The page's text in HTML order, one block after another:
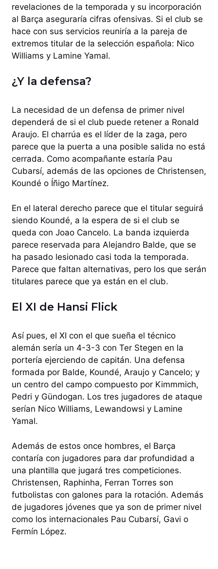
revelaciones de la temporada y su incorporación
al Barça aseguraría cifras ofensivas. Si el club se
hace con sus servicios reuniría a la pareja de
extremos titular de la selección española: Nico
Williams y Lamine Yamal.
¿Y la defensa?
La necesidad de un defensa de primer nivel
dependerá de si el club puede retener a Ronald
Araujo. El charrúa es el líder de la zaga, pero
parece que la puerta a una posible salida no está
cerrada. Como acompañante estaría Pau
Cubarsí, además de las opciones de Christensen,
Koundé o Íñigo Martínez.
En el lateral derecho parece que el titular seguirá
siendo Koundé, a la espera de si el club se
queda con Joao Cancelo. La banda izquierda
parece reservada para Alejandro Balde, que se
ha pasado lesionado casi toda la temporada.
Parece que faltan alternativas, pero los que serán
titulares parece que ya están en el club.
El XI de Hansi Flick
Así pues, el XI con el que sueña el técnico
alemán sería un 4-3-3 con Ter Stegen en la
portería ejerciendo de capitán. Una defensa
formada por Balde, Koundé, Araujo y Cancelo; y
un centro del campo compuesto por Kimmmich,
Pedri y Gündogan. Los tres jugadores de ataque
serían Nico Williams, Lewandowsi y Lamine
Yamal.
Además de estos once hombres, el Barça
contaría con jugadores para dar profundidad a
una plantilla que jugará tres competiciones.
Christensen, Raphinha, Ferran Torres son
futbolistas con galones para la rotación. Además
de jugadores jóvenes que ya son de primer nivel
como los internacionales Pau Cubarsí, Gavi o
Fermín López.